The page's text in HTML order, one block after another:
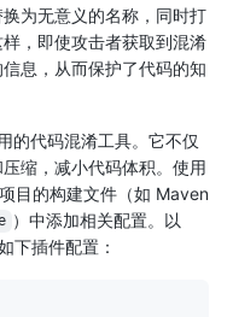
为无意义的名称，同时打
，即使攻击者获取到混淆
息，从而保护了代码的知
的代码混淆工具。它不仅
缩，减小代码体积。使用
目的构建文件（如 Maven
）中添加相关配置。以
下插件配置：